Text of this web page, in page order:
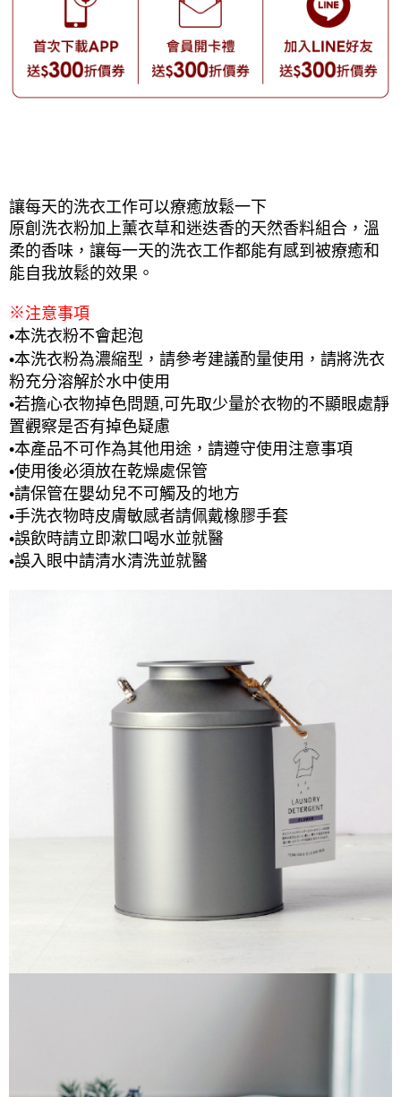
讓每天的洗衣工作可以療癒放鬆一下
原創洗衣粉加上薰衣草和迷迭香的天然香料組合，溫
柔的香味，讓每一天的洗衣工作都能有感到被療癒和
能自我放鬆的效果。
※注意事項
•本洗衣粉不會起泡
•本洗衣粉為濃縮型，請參考建議酌量使用，請將洗衣
粉充分溶解於水中使用
•若擔心衣物掉色問題,可先取少量於衣物的不顯眼處靜
置觀察是否有掉色疑慮
•本產品不可作為其他用途，請遵守使用注意事項
•使用後必須放在乾燥處保管
•請保管在嬰幼兒不可觸及的地方
•手洗衣物時皮膚敏感者請佩戴橡膠手套
•誤飲時請立即漱口喝水並就醫
•誤入眼中請清水清洗並就醫